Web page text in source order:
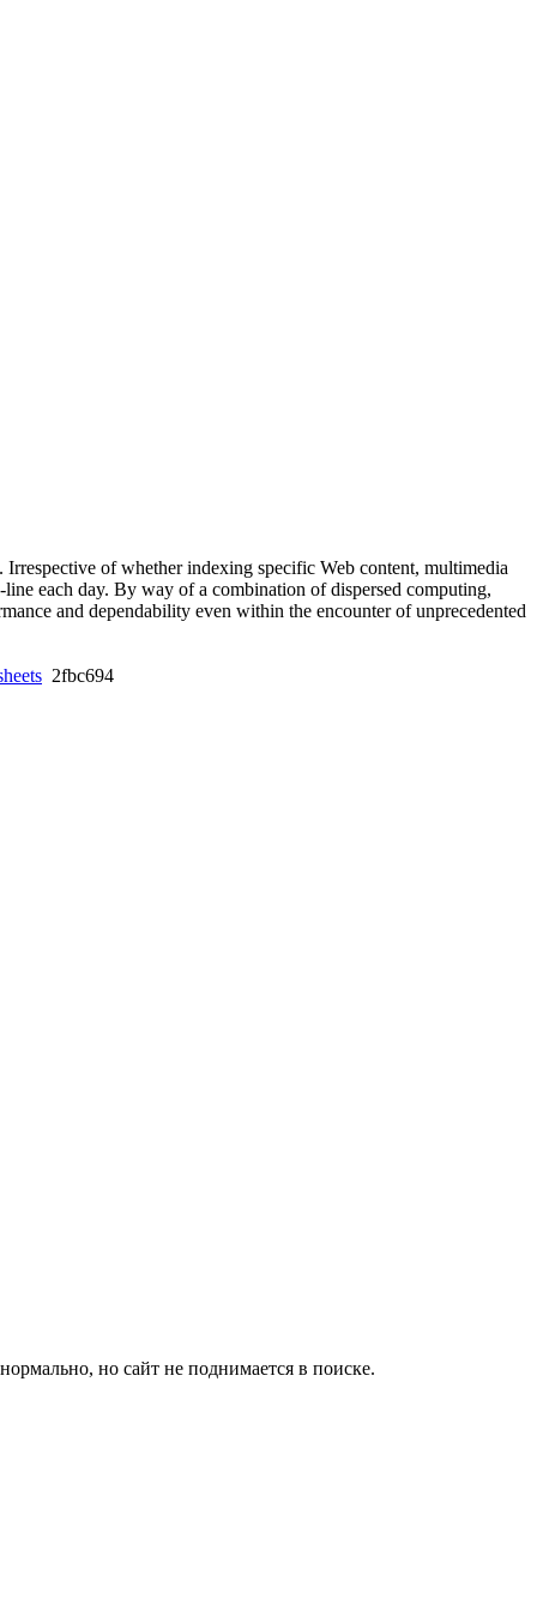
of whether indexing specific Web content, multimedia
each day. By way of a combination of dispersed computing,
and dependability even within the encounter of unprecedented
2fbc694
но сайт не поднимается в поиске.